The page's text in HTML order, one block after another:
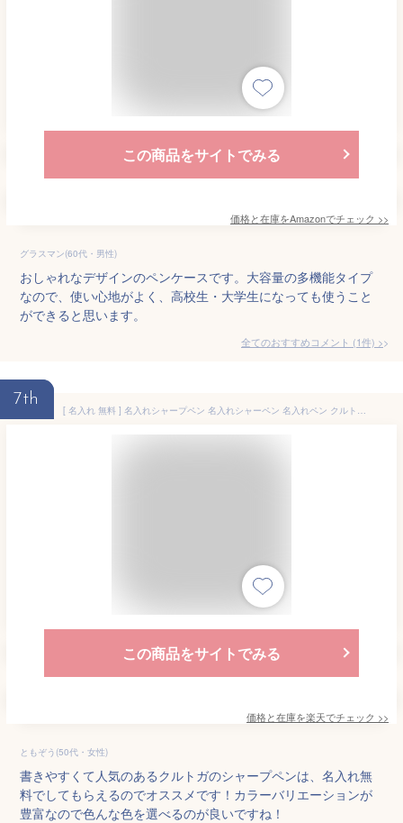
この商品をサイトでみる
価格と在庫をAmazonでチェック >>
グラスマン(60代・男性)
おしゃれなデザインのペンケースです。大容量の多機能タイプ
なので、使い心地がよく、高校生・大学生になっても使うこと
ができると思います。
全てのおすすめコメント (1件) >
7th
[ 名入れ 無料 ] 名入れシャープペン 名入れシャーペン 名入れペン クルトガ シャープペン シャーペン 0.5mm ネイビー M54501P.9 三菱鉛筆 MITSUBISHI uni 【ペン】
この商品をサイトでみる
価格と在庫を楽天でチェック >>
ともぞう(50代・女性)
書きやすくて人気のあるクルトガのシャープペンは、名入れ無
料でしてもらえるのでオススメです！カラーバリエーションが
豊富なので色んな色を選べるのが良いですね！